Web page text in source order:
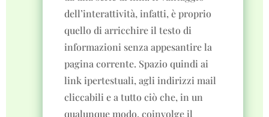
dell’interattività, infatti, è proprio
quello di arricchire il testo di
informazioni senza appesantire la
pagina corrente. Spazio quindi ai
link ipertestuali, agli indirizzi mail
cliccabili e a tutto ciò che, in un
qualunque modo, coinvolge il